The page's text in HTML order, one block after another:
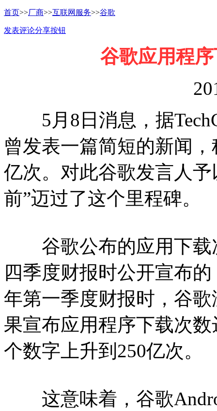
首页>>厂商>>互联网服务>>谷歌
发表评论分享按钮
谷歌应用程
5月8日消息，据
曾发表一篇简短的新闻
亿次。对此谷歌发言人
前”迈过了这个里程碑。
谷歌公布的应用下载
四季度财报时公开宣布
年第一季度财报时，谷
果宣布应用程序下载次
个数字上升到250亿次。
这意味着，谷歌